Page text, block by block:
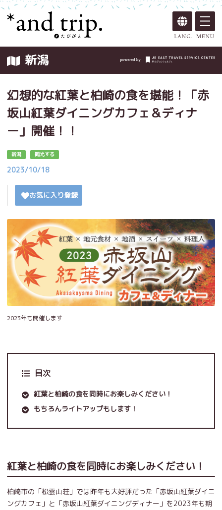
新潟
幻想的な紅葉と柏崎の食を堪能！「赤
坂山紅葉ダイニングカフェ＆ディナ
ー」開催！！
新潟 観光する
2023/10/18
お気に入り登録
2023年も開催します
目次
紅葉と柏崎の食を同時にお楽しみください！
もちろんライトアップもします！
紅葉と柏崎の食を同時にお楽しみください！
柏崎市の「松雲山荘」では昨年も大好評だった「赤坂山紅葉ダイニ
ングカフェ」と「赤坂山紅葉ダイニングディナー」を2023年も期